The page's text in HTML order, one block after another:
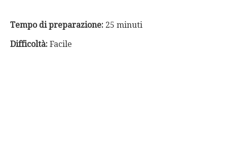
Tempo di preparazione: 25 minuti
Difficoltà: Facile